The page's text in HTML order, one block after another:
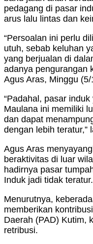
pedagang di pasar
arus lalu lintas dan
“Persoalan ini perlu
utuh, sebab keluhan
yang berjualan di
adanya pengurangan
Agus Aras, Minggu (5/
“Padahal, pasar
Maulana ini memiliki
dan dapat
dengan lebih teratur,”
Agus Aras
beraktivitas di luar
hadirnya pasar
Induk jadi tidak teratur.
Menurutnya,
memberikan
Daerah (PAD) Kutim,
retribusi.